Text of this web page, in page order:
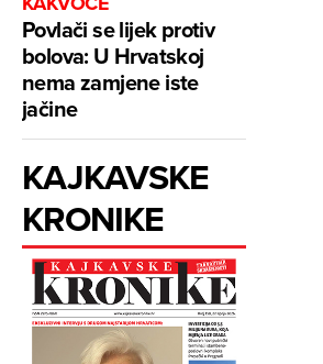
Povlači se lijek protiv
bolova: U Hrvatskoj
nema zamjene iste
jačine
KAJKAVSKE
KRONIKE